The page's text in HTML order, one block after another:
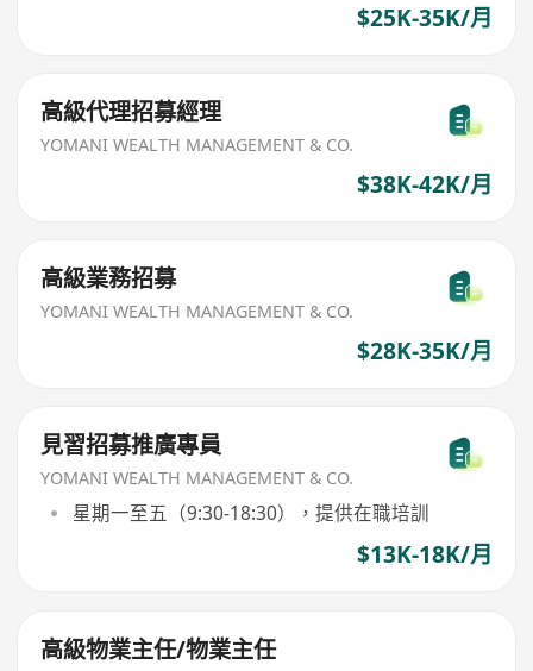
$25K-35K/月
高級代理招募經理
YOMANI WEALTH MANAGEMENT & CO.
$38K-42K/月
高級業務招募
YOMANI WEALTH MANAGEMENT & CO.
$28K-35K/月
見習招募推廣專員
YOMANI WEALTH MANAGEMENT & CO.
星期一至五（9:30-18:30），提供在職培訓
$13K-18K/月
高級物業主任/物業主任